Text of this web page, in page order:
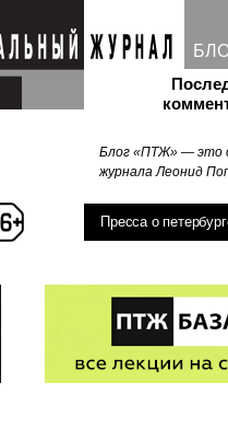
Блог «ПТЖ» — это
журнала Леонид
Пресса о